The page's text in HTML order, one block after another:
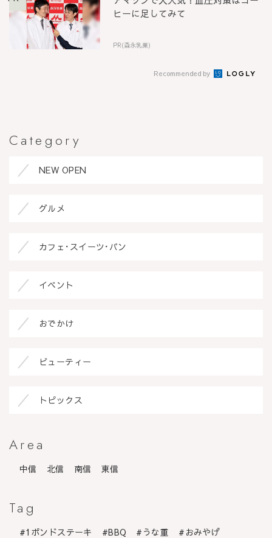
ヒーに足してみて
PR(森永乳業)
Recommended by
Category
NEW OPEN
グルメ
カフェ･スイーツ･パン
イベント
おでかけ
ビューティー
トピックス
Area
中信 北信 南信 東信
Tag
1ポンドステーキ BBQ うな重 おみやげ